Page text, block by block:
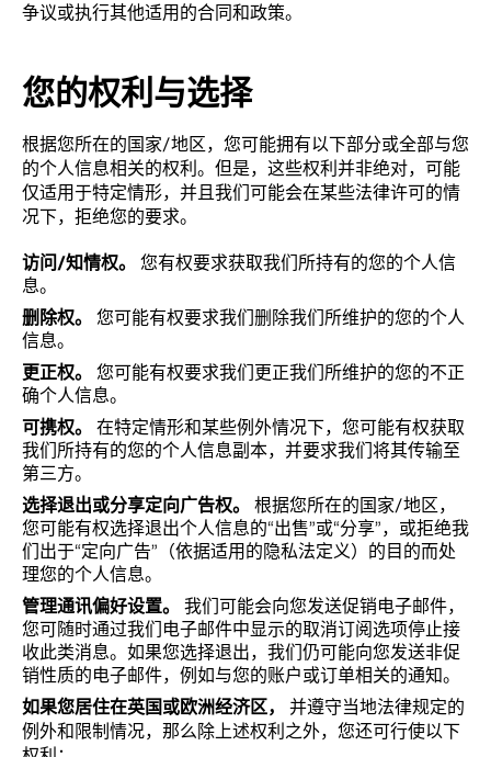
争议或执行其他适用的合同和政策。
您的权利与选择
根据您所在的国家/地区，您可能拥有以下部分或全部与您
的个人信息相关的权利。但是，这些权利并非绝对，可能
仅适用于特定情形，并且我们可能会在某些法律许可的情
况下，拒绝您的要求。
访问/知情权。
您有权要求获取我们所持有的您的个人信
息。
删除权。
您可能有权要求我们删除我们所维护的您的个人
信息。
更正权。
您可能有权要求我们更正我们所维护的您的不正
确个人信息。
可携权。
在特定情形和某些例外情况下，您可能有权获取
我们所持有的您的个人信息副本，并要求我们将其传输至
第三方。
选择退出或分享定向广告权。
根据您所在的国家/地区，
您可能有权选择退出个人信息的“出售”或“分享”，或拒绝我
们出于“定向广告”（依据适用的隐私法定义）的目的而处
理您的个人信息。
管理通讯偏好设置。
我们可能会向您发送促销电子邮件，
您可随时通过我们电子邮件中显示的取消订阅选项停止接
收此类消息。如果您选择退出，我们仍可能向您发送非促
销性质的电子邮件，例如与您的账户或订单相关的通知。
如果您居住在英国或欧洲经济区，
并遵守当地法律规定的
例外和限制情况，那么除上述权利之外，您还可行使以下